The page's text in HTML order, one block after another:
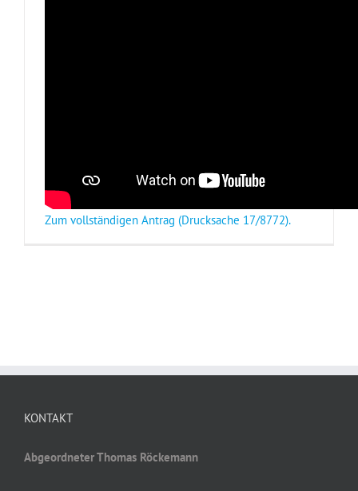
Zum vollständigen Antrag (Drucksache 17/8772).
KONTAKT
Abgeordneter Thomas Röckemann